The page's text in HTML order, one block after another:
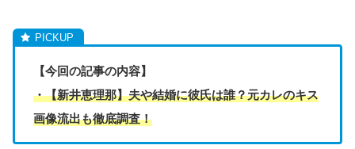
【今回の記事の内容】
・【新井恵理那】夫や結婚に彼氏は誰？元カレのキス
画像流出も徹底調査！